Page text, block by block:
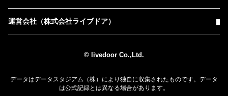
運営会社（株式会社ライブドア）
© livedoor Co.,Ltd.
データはデータスタジアム（株）により独自に収集されたものです。データ
は公式記録とは異なる場合があります。